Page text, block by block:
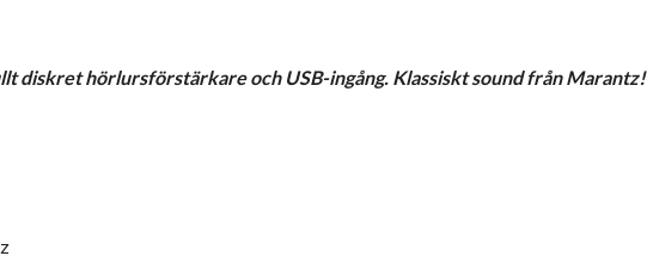
diskret hörlursförstärkare och USB-ingång. Klassiskt sound från Marantz!